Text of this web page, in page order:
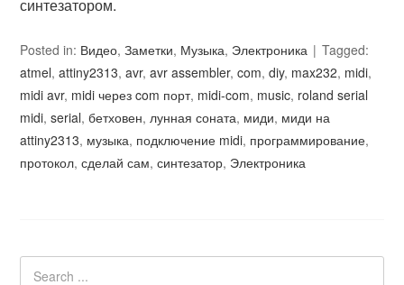
синтезатором.
Posted in: Видео,Заметки, Музыка, Электроника
Tagged:
atmel,attiny2313,avr,avr assembler,com,diy, max232, midi,
midi avr, midi через com порт, midi-com, music, roland serial
midi,serial,бетховен,лунная соната, миди, миди на
attiny2313, музыка, подключение midi, программирование,
протокол,сделай сам,синтезатор, Электроника